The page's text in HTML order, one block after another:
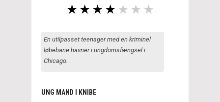
En utilpasset teenager med en kriminel
løbebane havner i ungdomsfængsel i
Chicago.
UNG MAND I KNIBE